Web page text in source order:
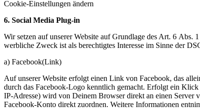
Cookie-Einstellungen ändern
6. Social Media Plug-in
Wir setzen auf unserer Website auf Grundlage des Art. 6 Abs.
werbliche Zweck ist als berechtigtes Interesse im Sinne der
a) Facebook(Link)
Auf unserer Website erfolgt einen Link von Facebook, das
durch das Facebook-Logo kenntlich gemacht. Erfolgt ein
IP-Adresse) wird von Deinem Browser direkt an einen Server
Facebook-Konto direkt zuordnen. Weitere Informationen